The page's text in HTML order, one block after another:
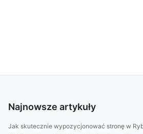
Najnowsze artykuły
Jak skutecznie wypozycjonować stronę w